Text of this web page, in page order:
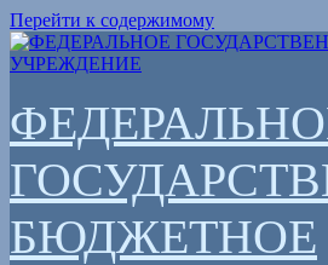
Перейти к содержимому
БЮДЖЕТНОЕ